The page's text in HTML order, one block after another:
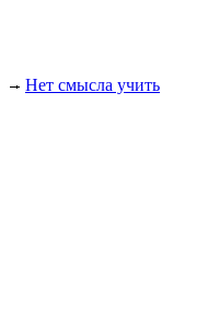
Нет смысла учить